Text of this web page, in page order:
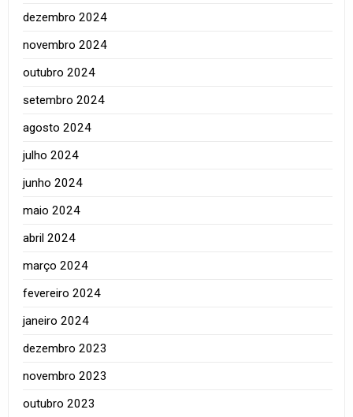
dezembro 2024
novembro 2024
outubro 2024
setembro 2024
agosto 2024
julho 2024
junho 2024
maio 2024
abril 2024
março 2024
fevereiro 2024
janeiro 2024
dezembro 2023
novembro 2023
outubro 2023